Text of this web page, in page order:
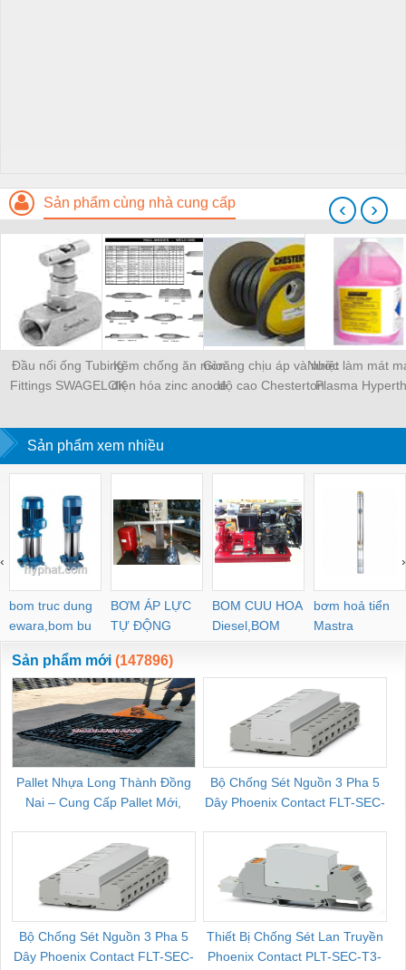
Sản phẩm cùng nhà cung cấp
Đầu nối ống Tubing
Fittings SWAGELOK
Kẽm chống ăn mòn
điện hóa zinc anode
Gioăng chịu áp và nhiệt
độ cao Chesterton
Nước làm mát
Plasma
‹ ›
Sản phẩm xem nhiều
bom truc dung
ewara,bom bu
ewara
BƠM ÁP LỰC
TỰ ĐỘNG
BOM CUU HOA
Diesel,BOM
CHUA CHAY
bơm hoả tiển
Mastra
‹ ›
Sản phẩm mới (147896)
Pallet Nhựa Long Thành Đồng
Nai – Cung Cấp Pallet Mới,
Bộ Chống Sét Nguồn 3 Pha 5
Dây Phoenix Contact FLT-SEC-
Bộ Chống Sét Nguồn 3 Pha 5
Dây Phoenix Contact FLT-SEC-
Thiết Bị Chống Sét Lan Truyền
Phoenix Contact PLT-SEC-T3-